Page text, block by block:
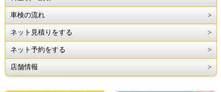
車検の流れ
ネット見積りをする
ネット予約をする
店舗情報